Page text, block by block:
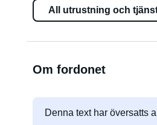
All utrustning och
Om fordonet
Denna text har översatts